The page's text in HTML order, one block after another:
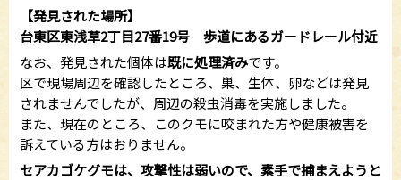
【発見された場所】
台東区東浅草2丁目27番19号 歩道にあるガードレール付近
なお、発見された個体は既に処理済みです。
区で現場周辺を確認したところ、巣、生体、卵などは発見
されませんでしたが、周辺の殺虫消毒を実施しました。
また、現在のところ、このクモに咬まれた方や健康被害を
訴えている方はおりません。
セアカゴケグモは、攻撃性は弱いので、素手で捕まえようと